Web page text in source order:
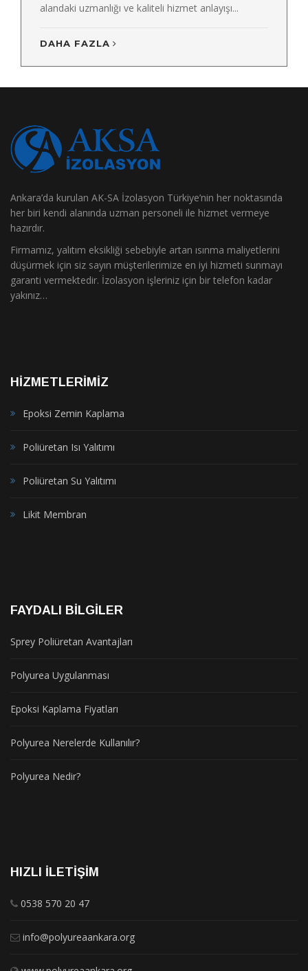
alandaki uzmanlığı ve kaliteli hizmet anlayışı...
DAHA FAZLA
Ankara’da kurulan AK-SA İzolasyon Türkiye’nin her noktasında
her biri kendi alanında uzman personeli ile hizmet vermeye
hazırdır.
Firmamız, yalıtım eksikliği sebebiyle artan ısınma maliyetlerini
düşürmek için siz sayın müşterilerimize en iyi hizmeti sunmayı
garanti vermektedir. İzolasyon işleriniz için bir telefon kadar
yakınız…
HIZMETLERIMIZ
Epoksi Zemin Kaplama
Poliüretan Isı Yalıtımı
Poliüretan Su Yalıtımı
Likit Membran
FAYDALI BILGILER
Sprey Poliüretan Avantajları
Polyurea Uygulanması
Epoksi Kaplama Fiyatları
Polyurea Nerelerde Kullanılır?
Polyurea Nedir?
HIZLI İLETIŞIM
0538 570 20 47
info@polyureaankara.org